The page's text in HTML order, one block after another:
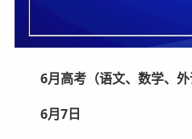
6月高考（语文、数学、外
6月7日